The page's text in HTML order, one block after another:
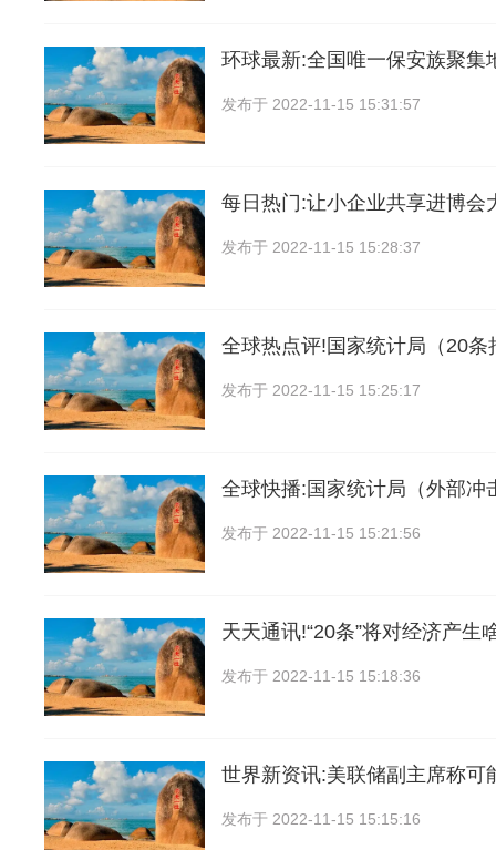
环球最新:全国唯一保安族聚集
发布于 2022-11-15 15:31:57
每日热门:让小企业共享进博会
发布于 2022-11-15 15:28:37
全球热点评!国家统计局（20条
发布于 2022-11-15 15:25:17
全球快播:国家统计局（外部冲
发布于 2022-11-15 15:21:56
天天通讯!“20条”将对经济产生
发布于 2022-11-15 15:18:36
世界新资讯:美联储副主席称可
发布于 2022-11-15 15:15:16